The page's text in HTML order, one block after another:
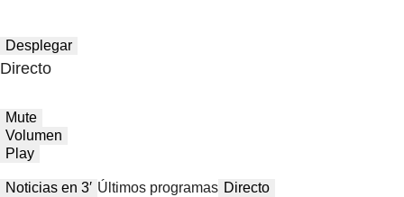
Desplegar
Directo
Mute
Volumen
Play
Noticias en 3′ Últimos programas Directo